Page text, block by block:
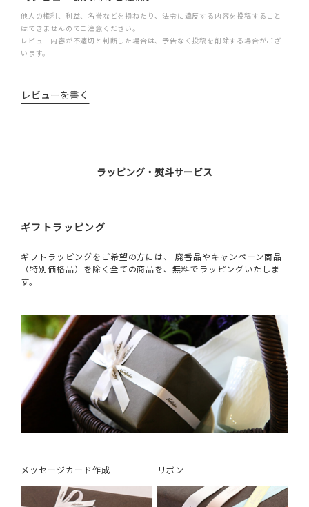
他人の権利、利益、名誉などを損ねたり、法令に違反する内容を投稿すること
はできませんのでご注意ください。
レビュー内容が不適切と判断した場合は、予告なく投稿を削除する場合がござ
います。
レビューを書く
ラッピング・熨斗サービス
ギフトラッピング
ギフトラッピングをご希望の方には、 廃番品やキャンペーン商品
（特別価格品）を除く全ての商品を、無料でラッピングいたしま
す。
メッセージカード作成 リボン